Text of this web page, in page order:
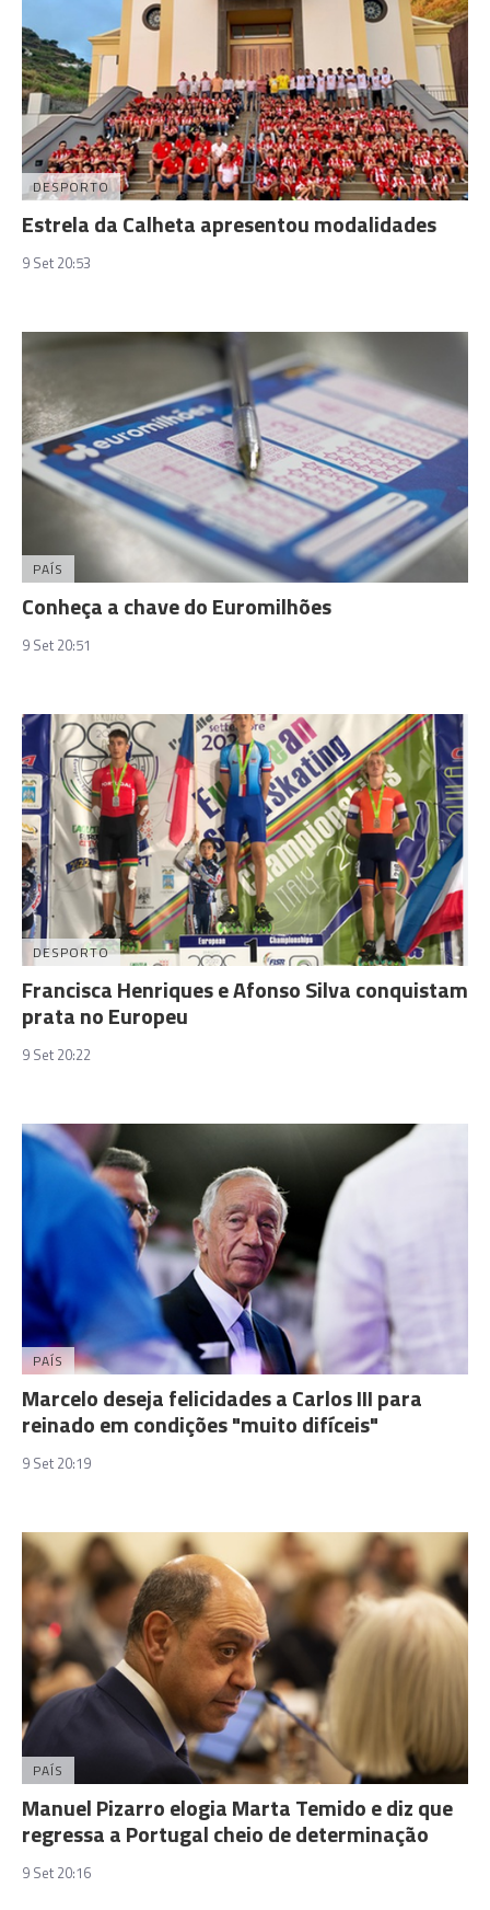
DESPORTO
Estrela da Calheta apresentou modalidades
9 Set 20:53
PAÍS
Conheça a chave do Euromilhões
9 Set 20:51
DESPORTO
Francisca Henriques e Afonso Silva conquistam
prata no Europeu
9 Set 20:22
PAÍS
Marcelo deseja felicidades a Carlos III para
reinado em condições "muito difíceis"
9 Set 20:19
PAÍS
Manuel Pizarro elogia Marta Temido e diz que
regressa a Portugal cheio de determinação
9 Set 20:16